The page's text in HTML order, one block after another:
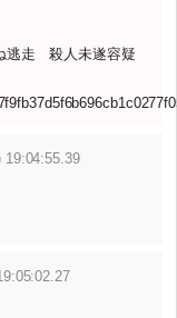
逃走 殺人未遂容疑
19:04:55.39